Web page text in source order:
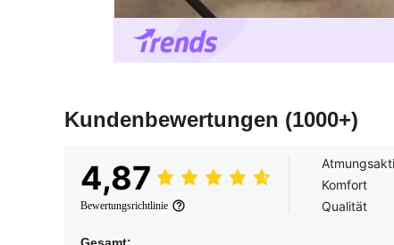
Kundenbewertungen (1000+)
4,87
Bewertungsrichtlinie
Komfort
Qualität